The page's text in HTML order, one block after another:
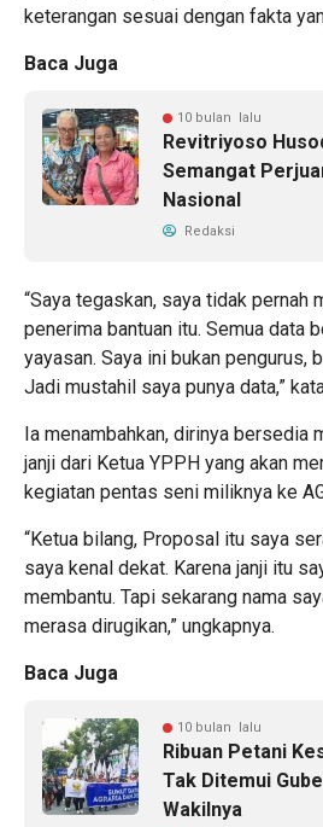
keterangan sesuai dengan fakta
Baca Juga
10 bulan lalu
Revitriyoso
Semangat
Nasional
Redaksi
“Saya tegaskan, saya tidak pernah
penerima bantuan itu. Semua data
yayasan. Saya ini bukan pengurus,
Jadi mustahil saya punya data,”
Ia menambahkan, dirinya bersedia
janji dari Ketua YPPH yang akan
kegiatan pentas seni miliknya ke
“Ketua bilang, Proposal itu saya
saya kenal dekat. Karena janji itu
membantu. Tapi sekarang nama
merasa dirugikan,” ungkapnya.
Baca Juga
10 bulan lalu
Ribuan Petani
Tak Ditemui
Wakilnya